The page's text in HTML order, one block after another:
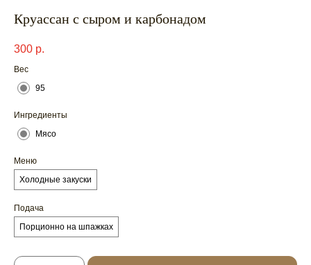
Круассан с сыром и карбонадом
300 р.
Вес
95
Ингредиенты
Мясо
Меню
Холодные закуски
Подача
Порционно на шпажках